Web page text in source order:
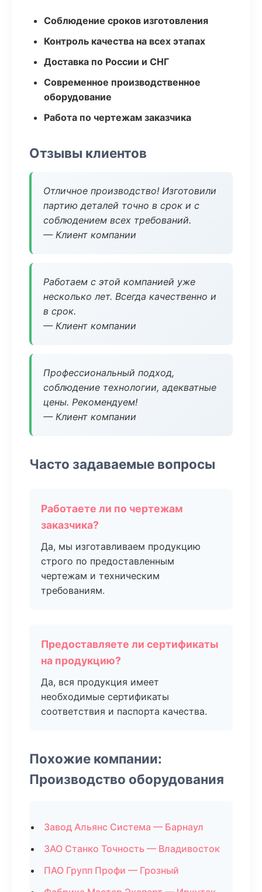
Соблюдение сроков изготовления
Контроль качества на всех этапах
Доставка по России и СНГ
Современное производственное
оборудование
Работа по чертежам заказчика
Отзывы клиентов
Отличное производство! Изготовили
партию деталей точно в срок и с
соблюдением всех требований.
— Клиент компании
Работаем с этой компанией уже
несколько лет. Всегда качественно и
в срок.
— Клиент компании
Профессиональный подход,
соблюдение технологии, адекватные
цены. Рекомендуем!
— Клиент компании
Часто задаваемые вопросы
Работаете ли по чертежам
заказчика?
Да, мы изготавливаем продукцию
строго по предоставленным
чертежам и техническим
требованиям.
Предоставляете ли сертификаты
на продукцию?
Да, вся продукция имеет
необходимые сертификаты
соответствия и паспорта качества.
Похожие компании:
Производство оборудования
Завод Альянс Система — Барнаул
ЗАО Станко Точность — Владивосток
ПАО Групп Профи — Грозный